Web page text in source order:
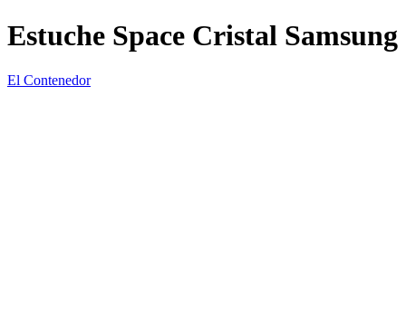
Estuche Space Cristal
El Contenedor